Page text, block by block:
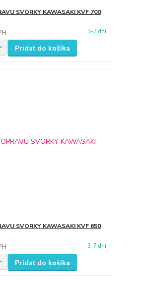
SVORKY KAWASAKI KVF 700
3-7 dní
Pridať do košíka
SVORKY KAWASAKI KVF 650
3-7 dní
Pridať do košíka